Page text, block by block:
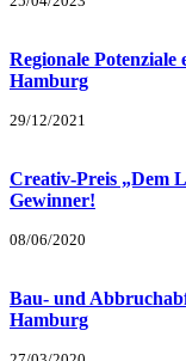
Regionale
Hamburg
29/12/2021
Creativ-Preis „Dem
Gewinner!
08/06/2020
Bau- und
Hamburg